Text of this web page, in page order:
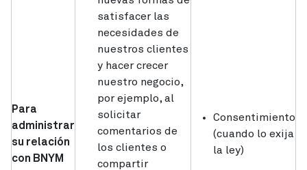
Para
administrar
su relación
con BNYM
satisfacer las
necesidades de
nuestros clientes
y hacer crecer
nuestro negocio,
por ejemplo, al
solicitar
comentarios de
los clientes o
compartir
Consentimiento
(cuando lo exija
la ley)